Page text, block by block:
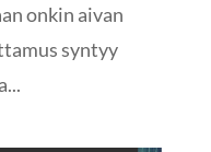
onkin aivan
syntyy